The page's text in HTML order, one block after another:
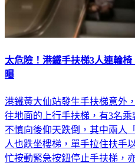
太危險！港鐵手扶梯3人連輪
曝
港鐵黃大仙站發生手扶梯意外
往地面的上行手扶梯，有3名
不慎向後仰天跌倒，其中兩人
人也跌坐樓梯，單手拉住扶手
忙按動緊急按鈕停止手扶梯，